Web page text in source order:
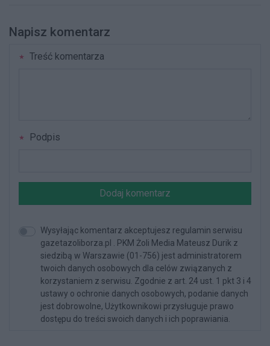
Napisz komentarz
Treść komentarza
Podpis
Dodaj komentarz
Wysyłając komentarz akceptujesz regulamin serwisu
gazetazoliborza.pl . PKM Żoli Media Mateusz Durik z
siedzibą w Warszawie (01-756) jest administratorem
twoich danych osobowych dla celów związanych z
korzystaniem z serwisu. Zgodnie z art. 24 ust. 1 pkt 3 i 4
ustawy o ochronie danych osobowych, podanie danych
jest dobrowolne, Użytkownikowi przysługuje prawo
dostępu do treści swoich danych i ich poprawiania.